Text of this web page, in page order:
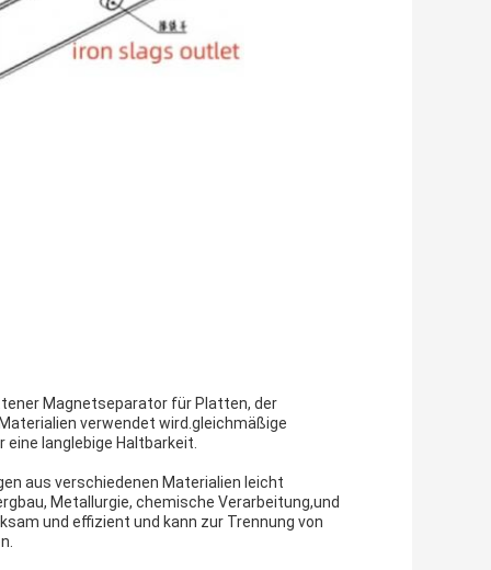
Magnetseparator für Platten, der
verwendet wird.gleichmäßige
langlebige Haltbarkeit.
aus verschiedenen Materialien leicht
Metallurgie, chemische Verarbeitung,und
und effizient und kann zur Trennung von